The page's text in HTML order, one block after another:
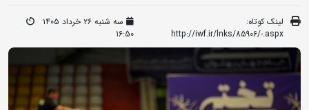
لینک کوتاه:
http://iwf.ir/lnks/85906/-.aspx
سه شنبه ۲۶ خرداد ۱۴۰۵
16:50